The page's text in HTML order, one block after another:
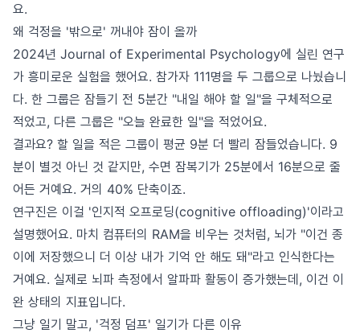
요.
왜 걱정을 '밖으로' 꺼내야 잠이 올까
2024년 Journal of Experimental Psychology에 실린 연구
가 흥미로운 실험을 했어요. 참가자 111명을 두 그룹으로 나눴습니
다. 한 그룹은 잠들기 전 5분간 "내일 해야 할 일"을 구체적으로
적었고, 다른 그룹은 "오늘 완료한 일"을 적었어요.
결과요? 할 일을 적은 그룹이 평균 9분 더 빨리 잠들었습니다. 9
분이 별것 아닌 것 같지만, 수면 잠복기가 25분에서 16분으로 줄
어든 거예요. 거의 40% 단축이죠.
연구진은 이걸 '인지적 오프로딩(cognitive offloading)'이라고
설명했어요. 마치 컴퓨터의 RAM을 비우는 것처럼, 뇌가 "이건 종
이에 저장했으니 더 이상 내가 기억 안 해도 돼"라고 인식한다는
거예요. 실제로 뇌파 측정에서 알파파 활동이 증가했는데, 이건 이
완 상태의 지표입니다.
그냥 일기 말고, '걱정 덤프' 일기가 다른 이유